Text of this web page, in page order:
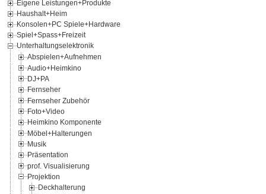
Eigene Leistungen+Produkte
Haushalt+Heim
Konsolen+PC Spiele+Hardware
Spiel+Spass+Freizeit
Unterhaltungselektronik
Abspielen+Aufnehmen
Audio+Heimkino
DJ+PA
Fernseher
Fernseher Zubehör
Foto+Video
Heimkino Komponente
Möbel+Halterungen
Musik
Präsentation
prof. Visualisierung
Projektion
Deckhalterung